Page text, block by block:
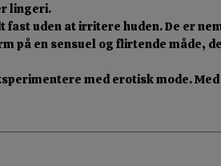
lingeri.
uden at irritere huden. De er
på en sensuel og flirtende måde,
med erotisk mode. Med